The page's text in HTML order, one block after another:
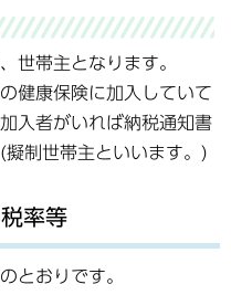
世帯主となります。
健康保険に加入していて
入者がいれば納税通知書
制世帯主といいます。)
率等
とおりです。